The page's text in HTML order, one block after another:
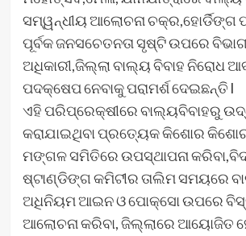
ସମ୍ୱନ୍ଧୀୟ ଆଲୋଚନା ଚକ୍ର,ହୋର୍ଡିଙ୍ଗ
ପୂର୍ବକ ଜନସଚେତନତା ସୃଷ୍ଟି ଉପରେ
ଅଧିକାରୀ,ଜିଲ୍ଲା ବାଲ୍ୟ ବିବାହ ନିରୋଧ
ପଦକ୍ଷେପ ନେବାକୁ ପରାମର୍ଶ ଦେଇଛନ୍ତି l
ଏହି ପରିପ୍ରେକ୍ଷୀରେ ବାଲ୍ୟବିବାହରୁ
କରାଯାଇଥିବା ପ୍ରତ୍ୟେକ କିଶୋର
ମଙ୍ଗଳ ସମିତିରେ ଉପସ୍ଥାପନା
ଷ୍ଟାଣ୍ଡିଙ୍ଗ କମିଟୀର ତାଲିମ ସମୟରେ
ଅଧିନିୟମ ଆଇନ ଓ ପୋକ୍‌ସୋ ଉପରେ
ଆଲୋଚନା କରିବା, ଜିଲ୍ଲାରେ ଆୟୋଜିତ